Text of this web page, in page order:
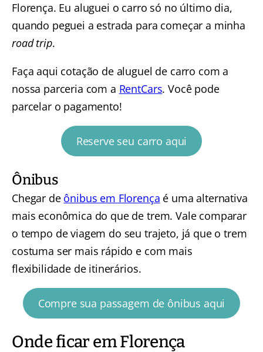
Florença. Eu aluguei o carro só no último dia,
quando peguei a estrada para começar a minha
road trip.
Faça aqui cotação de aluguel de carro com a
nossa parceria com a RentCars. Você pode
parcelar o pagamento!
Reserve seu carro aqui
Ônibus
Chegar de ônibus em Florença é uma alternativa
mais econômica do que de trem. Vale comparar
o tempo de viagem do seu trajeto, já que o trem
costuma ser mais rápido e com mais
flexibilidade de itinerários.
Compre sua passagem de ônibus aqui
Onde ficar em Florença